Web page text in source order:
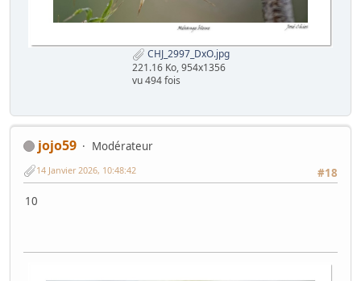
CHJ_2997_DxO.jpg
221.16 Ko, 954x1356
vu 494 fois
jojo59
Modérateur
#18
14 Janvier 2026, 10:48:42
10